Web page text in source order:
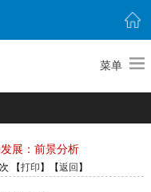
菜单
展：前景分析
【打印 】【返回 】